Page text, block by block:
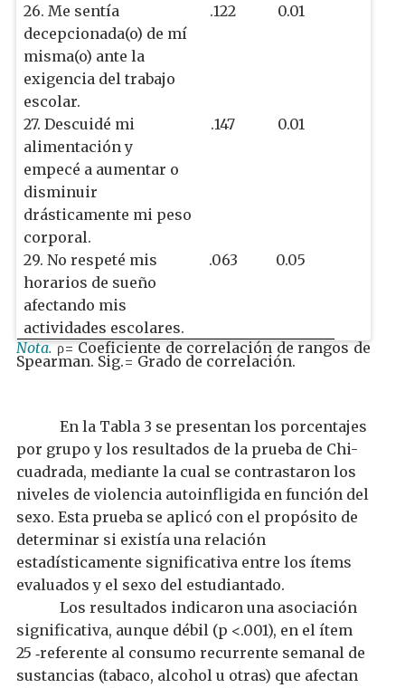
26. Me sentía
decepcionada(o) de mí
misma(o) ante la
exigencia del trabajo
escolar.
.122 0.01
27. Descuidé mi
alimentación y
empecé a aumentar o
disminuir
drásticamente mi peso
corporal.
.147 0.01
29. No respeté mis
horarios de sueño
afectando mis
actividades escolares.
.063 0.05
Nota.ρ= Coeficiente de correlación de rangos de
Spearman. Sig.= Grado de correlación.
En la Tabla 3 se presentan los porcentajes
por grupo y los resultados de la prueba de Chi-
cuadrada, mediante la cual se contrastaron los
niveles de violencia autoinfligida en función del
sexo. Esta prueba se aplicó con el propósito de
determinar si existía una relación
estadísticamente significativa entre los ítems
evaluados y el sexo del estudiantado.
Los resultados indicaron una asociación
significativa, aunque débil (p <.001), en el ítem
25 -referente al consumo recurrente semanal de
sustancias (tabaco, alcohol u otras) que afectan